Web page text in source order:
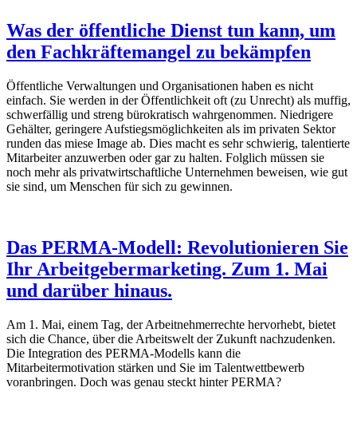
Was der öffentliche Dienst tun kann, um
den Fachkräftemangel zu bekämpfen
Öffentliche Verwaltungen und Organisationen haben es nicht
einfach. Sie werden in der Öffentlichkeit oft (zu Unrecht) als muffig,
schwerfällig und streng bürokratisch wahrgenommen. Niedrigere
Gehälter, geringere Aufstiegsmöglichkeiten als im privaten Sektor
runden das miese Image ab. Dies macht es sehr schwierig, talentierte
Mitarbeiter anzuwerben oder gar zu halten. Folglich müssen sie
noch mehr als privatwirtschaftliche Unternehmen beweisen, wie gut
sie sind, um Menschen für sich zu gewinnen.
Das PERMA-Modell: Revolutionieren Sie
Ihr Arbeitgebermarketing. Zum 1. Mai
und darüber hinaus.
Am 1. Mai, einem Tag, der Arbeitnehmerrechte hervorhebt, bietet
sich die Chance, über die Arbeitswelt der Zukunft nachzudenken.
Die Integration des PERMA-Modells kann die
Mitarbeitermotivation stärken und Sie im Talentwettbewerb
voranbringen. Doch was genau steckt hinter PERMA?